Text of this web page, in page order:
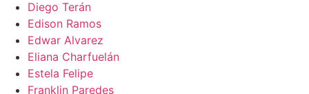
Diego Terán
Edison Ramos
Edwar Alvarez
Eliana Charfuelán
Estela Felipe
Franklin Paredes